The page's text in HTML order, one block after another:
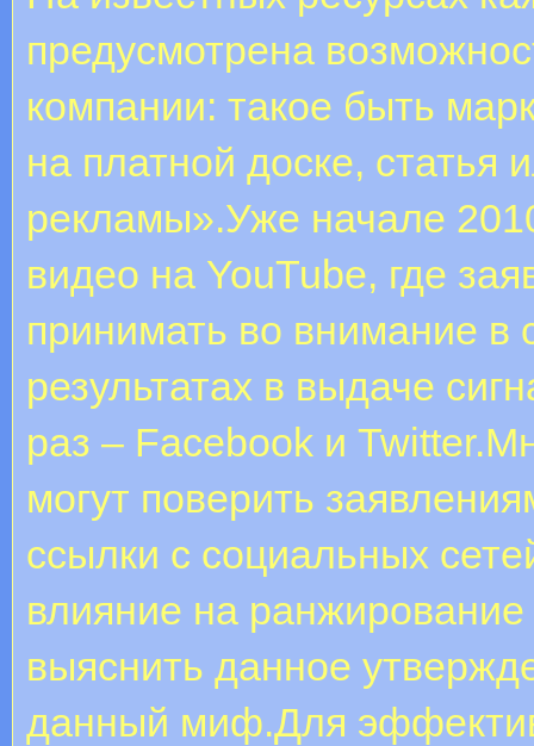
предусмотрена
компании: такое быть
на платной доске, статья
рекламы».Уже начале
видео на YouTube, где
принимать во внимание в
результатах в выдаче
раз – Facebook и
могут поверить
ссылки с социальных
влияние на
выяснить данное
данный миф.Для